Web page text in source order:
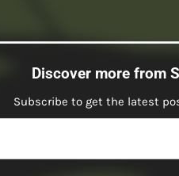
Discover more from
Subscribe to get the latest